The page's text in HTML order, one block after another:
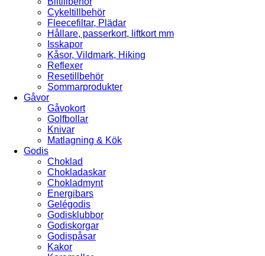
Cykeltillbehör
Fleecefiltar, Plädar
Hållare, passerkort, liftkort mm
Isskapor
Kåsor, Vildmark, Hiking
Reflexer
Resetillbehör
Sommarprodukter
Gåvor
Gåvokort
Golfbollar
Knivar
Matlagning & Kök
Godis
Choklad
Chokladaskar
Chokladmynt
Energibars
Gelégodis
Godisklubbor
Godiskorgar
Godispåsar
Kakor